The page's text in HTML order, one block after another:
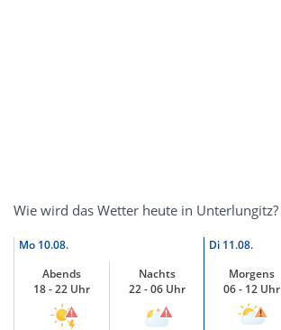
Wie wird das Wetter heute in Unterlungitz?
Mo 10.08. Di 11.08.
Abends
18 - 22 Uhr
Nachts
22 - 06 Uhr
Morgens
06 - 12 Uhr